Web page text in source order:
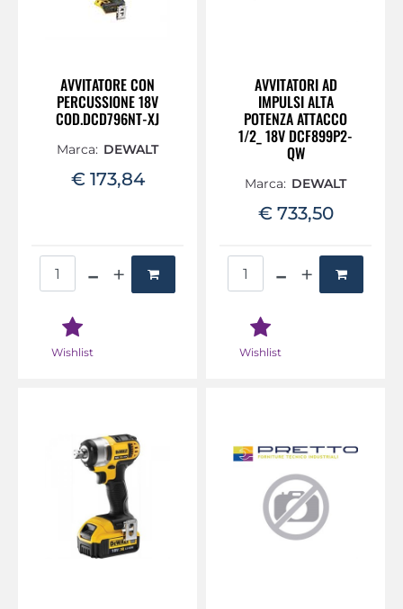
AVVITATORE CON
PERCUSSIONE 18V
COD.DCD796NT-XJ
Marca: DEWALT
€ 173,84
Wishlist
AVVITATORI AD
IMPULSI ALTA
POTENZA ATTACCO
1/2_ 18V DCF899P2-
QW
Marca: DEWALT
€ 733,50
Wishlist